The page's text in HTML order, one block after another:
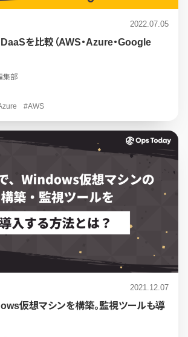
2022.07.05
を比較（AWS・Azure・Google
集部
#AWS
2021.12.07
仮想マシンを構築。監視ツールも導